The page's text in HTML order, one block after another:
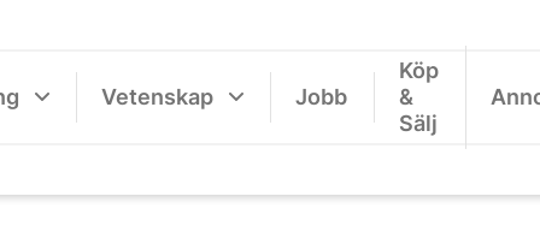
Vetenskap Jobb
Köp
&
Sälj